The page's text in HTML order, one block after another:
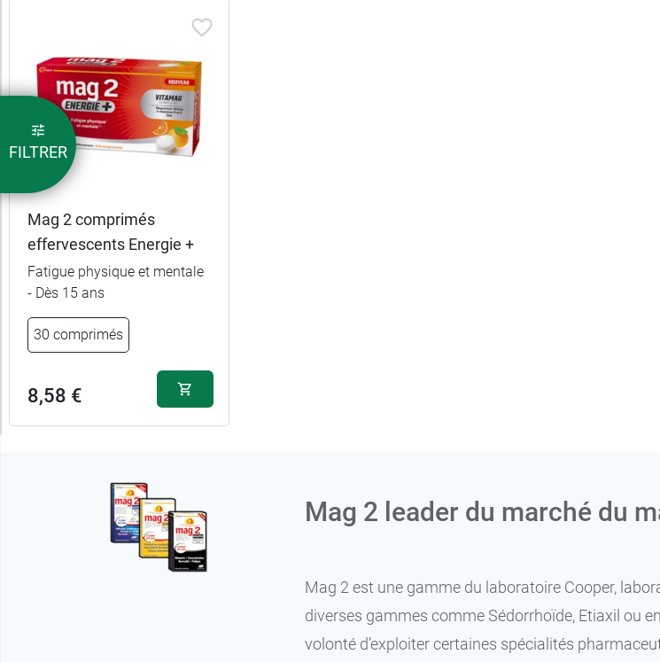
FILTRER
45 comprimés 8,99 €
comprimés
Mag 2 comprimés
effervescents Energie +
Fatigue physique et mentale
- Dès 15 ans
30 comprimés
8,58 €
Mag 2 leader du marché du
Mag 2 est une gamme du laboratoire Cooper,
diverses gammes comme Sédorrhoïde, Etiaxil ou
volonté d’exploiter certaines spécialités